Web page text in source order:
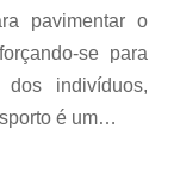
pavimentar o
se para
indivíduos,
é um…